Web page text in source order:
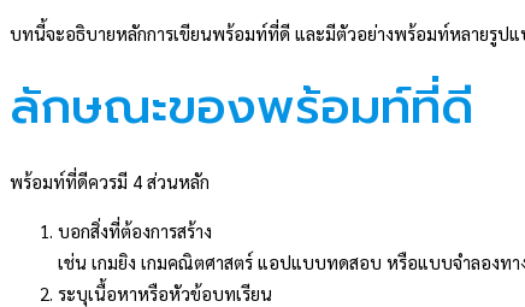
บทนี้จะอธิบายหลักการเขียนพร้อมท์ที่ดี และมีตัวอย่างพร้อมท์หลายรูป
ลักษณะของพร้อมท์ที่ดี
พร้อมท์ที่ดีควรมี 4 ส่วนหลัก
บอกสิ่งที่ต้องการสร้าง
เช่น เกมยิง เกมคณิตศาสตร์ แอปแบบทดสอบ หรือแบบจำลองทา
ระบุเนื้อหาหรือหัวข้อบทเรียน